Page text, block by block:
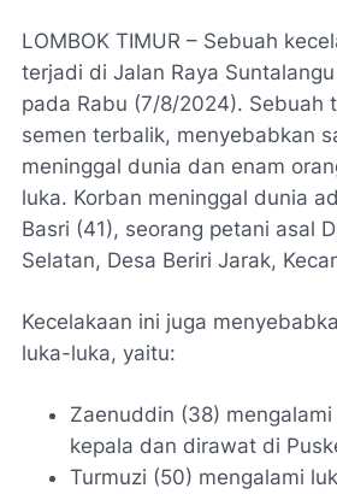
LOMBOK TIMUR – Sebuah
terjadi di Jalan Raya
pada Rabu (7/8/2024). Sebuah
semen terbalik, menyebabkan
meninggal dunia dan enam
luka. Korban meninggal dunia
Basri (41), seorang petani asal
Selatan, Desa Beriri Jarak,
Kecelakaan ini juga
luka-luka, yaitu:
Zaenuddin (38)
kepala dan dirawat di
Turmuzi (50) mengalami